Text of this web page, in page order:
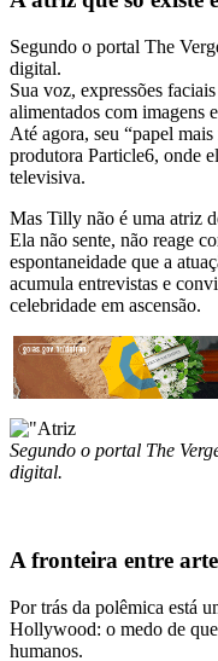
Segundo o portal The
digital.
Sua voz, expressões
alimentados com imagens
Até agora, seu “papel
produtora Particle6, onde
televisiva.
Mas Tilly não é uma atriz
Ela não sente, não reage
espontaneidade que a
acumula entrevistas e
celebridade em ascensão.
Segundo o portal The
digital.
A fronteira entre
Por trás da polêmica está
Hollywood: o medo de
humanos.